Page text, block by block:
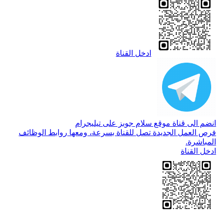
ادخل القناة
انضم الى قناة موقع سلام جوبز على تيليجرام
فرص العمل الجديدة تصل للقناة بسرعة، ومعها روابط الوظائف
المباشرة.
ادخل القناة